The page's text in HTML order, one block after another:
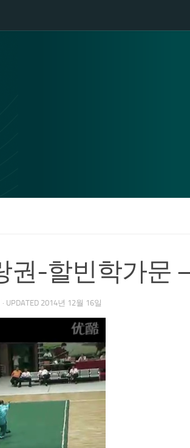
권-할빈학가문
· UPDATED 2014년 12월 16일